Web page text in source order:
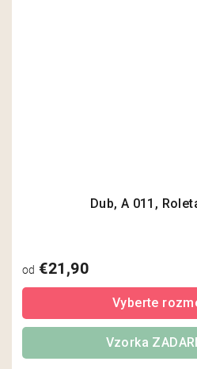
Dub, A 011,
od €21,90
Vzorka